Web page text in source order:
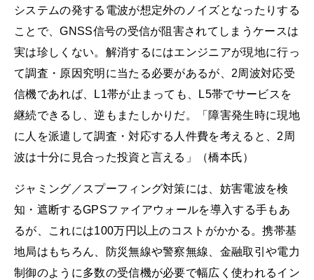
システムの発する電波が想定外のノイズとなったりする
ことで、GNSS信号の受信が阻害されてしまうケースは
実は珍しくない。解消するにはエンジニアが現地に行っ
て調査・原因究明に当たる必要があるが、2周波対応受
信機であれば、L1帯が止まっても、L5帯でサービスを
継続できるし、逆もまたしかりだ。「障害発生時に現地
に人を派遣して調査・対応する人件費を考えると、2周
波は十分に見合った投資と言える」（橋本氏）
ジャミング／スプーフィング対策には、妨害電波を検
知・遮断するGPSファイアウォールを導入する手もあ
るが、これには100万円以上のコストがかかる。携帯基
地局はもちろん、防災無線や警察無線、金融取引や電力
制御のように多数の受信機が必要で幅広く使われるイン